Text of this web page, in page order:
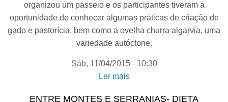
organizou um passeio e os participantes tiveram a
oportunidade de conhecer algumas práticas de criação de
gado e pastorícia, bem como a ovelha churra algarvia, uma
variedade autóctone.
Sáb, 11/04/2015 - 10:30
Ler mais
ENTRE MONTES E SERRANIAS- DIETA